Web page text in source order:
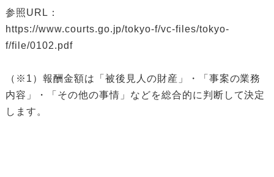
参照URL：
https://www.courts.go.jp/tokyo-f/vc-files/tokyo-
f/file/0102.pdf
（※1）報酬金額は「被後見人の財産」・「事案の業務
内容」・「その他の事情」などを総合的に判断して決定
します。